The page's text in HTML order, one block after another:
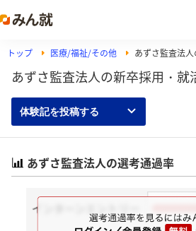
トップ 医療/福祉/その他 あずさ監査法
あずさ監査法人の新卒採用・就
体験記を投稿する
あずさ監査法人の選考通過率